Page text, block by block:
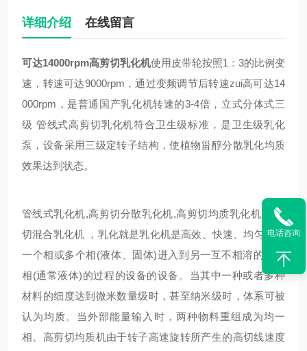
详细介绍 在线留言
可达14000rpm高剪切乳化机使用皮带轮按照1：3的比例变
速，转速可达9000rpm，通过变频调节后转速zui高可达14
000rpm，是普通国产乳化机转速的3-4倍，立式分体式三
级 管线式高剪切乳化机符合卫生级标准，是卫生级乳化
泵，设备采用三级定转子结构，使植物甾醇分散乳化均质
效果达到状态。
管线式乳化机,高剪切分散乳化机,高剪切均质乳化机,高剪
切混合乳化机 ，乳化就是乳化机是高效、快速、均匀地将
一个相或多个相(液体、固体)进入到另一互不相溶的连续
相(通常液体)的过程的设备的设备。当其中一种或者多种
材料的细度达到微米数量级时，甚至纳米级时，体系可被
认为均质。当外部能量输入时，两种物料重组成为均一
相。高剪切均质机由于转子高速旋转所产生的高切线速度
电话咨询